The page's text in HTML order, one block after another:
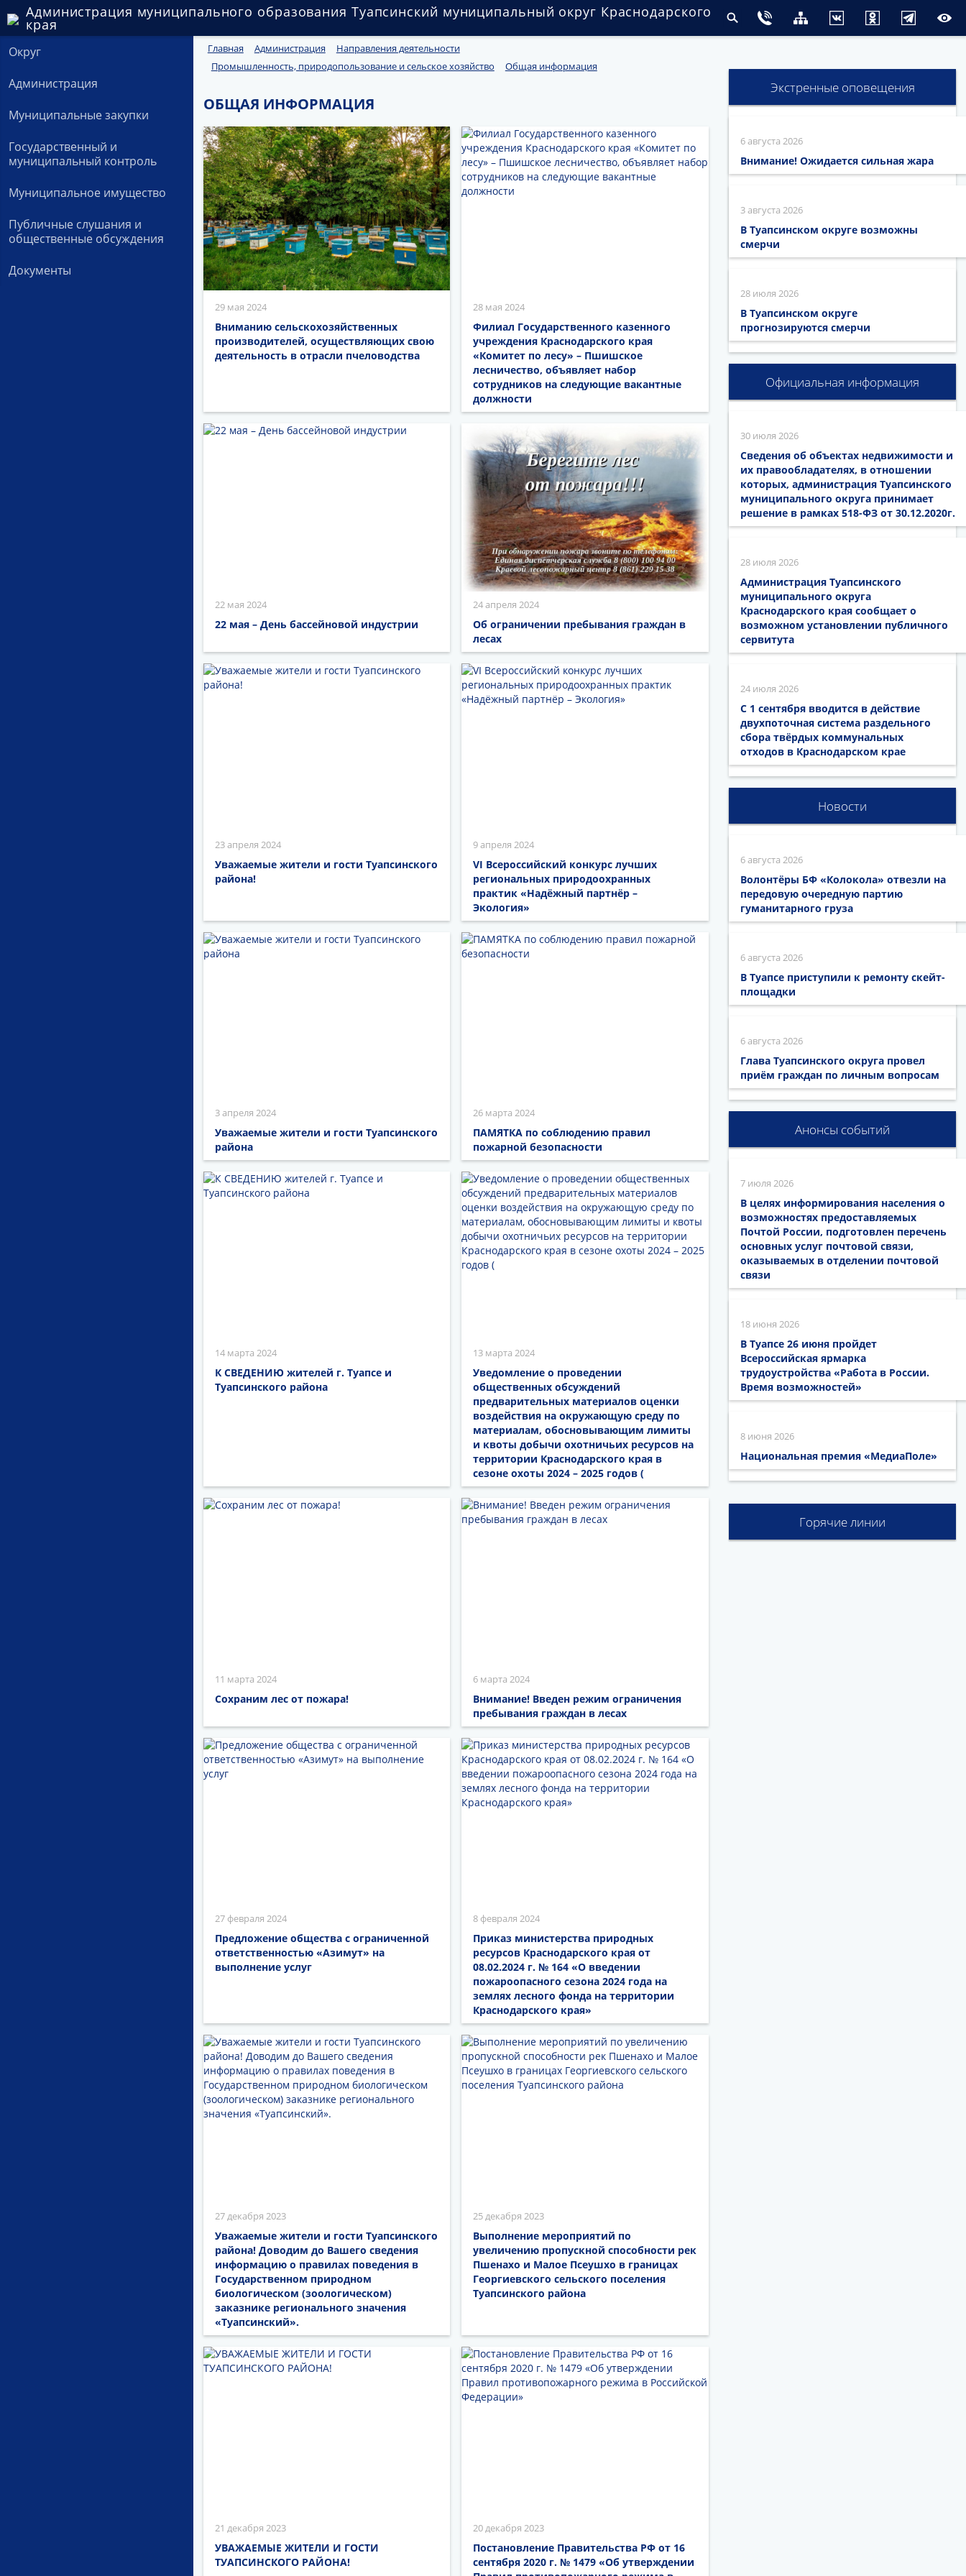
Администрация муниципального образования Туапсинский муниципальный округ Краснодарского
края
Округ
Администрация
Муниципальные закупки
Государственный и
муниципальный контроль
Муниципальное имущество
Публичные слушания и
общественные обсуждения
Документы
Главная Администрация
Направления деятельности
Промышленность, природопользование и сельское хозяйство
Общая информация
ОБЩАЯ ИНФОРМАЦИЯ
29 мая 2024
Вниманию сельскохозяйственных
производителей, осуществляющих свою
деятельность в отрасли пчеловодства
28 мая 2024
Филиал Государственного казенного
учреждения Краснодарского края
«Комитет по лесу» – Пшишское
лесничество, объявляет набор
сотрудников на следующие вакантные
должности
22 мая 2024
22 мая – День бассейновой индустрии
24 апреля 2024
Об ограничении пребывания граждан в
лесах
23 апреля 2024
Уважаемые жители и гости Туапсинского
района!
9 апреля 2024
VI Всероссийский конкурс лучших
региональных природоохранных
практик «Надёжный партнёр –
Экология»
3 апреля 2024
Уважаемые жители и гости Туапсинского
района
26 марта 2024
ПАМЯТКА по соблюдению правил
пожарной безопасности
14 марта 2024
К СВЕДЕНИЮ жителей г. Туапсе и
Туапсинского района
13 марта 2024
Уведомление о проведении
общественных обсуждений
предварительных материалов оценки
воздействия на окружающую среду по
материалам, обосновывающим лимиты
и квоты добычи охотничьих ресурсов на
территории Краснодарского края в
сезоне охоты 2024 – 2025 годов (
11 марта 2024
Сохраним лес от пожара!
6 марта 2024
Внимание! Введен режим ограничения
пребывания граждан в лесах
27 февраля 2024
Предложение общества с ограниченной
ответственностью «Азимут» на
выполнение услуг
8 февраля 2024
Приказ министерства природных
ресурсов Краснодарского края от
08.02.2024 г. № 164 «О введении
пожароопасного сезона 2024 года на
землях лесного фонда на территории
Краснодарского края»
27 декабря 2023
Уважаемые жители и гости Туапсинского
района! Доводим до Вашего сведения
информацию о правилах поведения в
Государственном природном
биологическом (зоологическом)
заказнике регионального значения
«Туапсинский».
25 декабря 2023
Выполнение мероприятий по
увеличению пропускной способности рек
Пшенахо и Малое Псеушхо в границах
Георгиевского сельского поселения
Туапсинского района
21 декабря 2023
УВАЖАЕМЫЕ ЖИТЕЛИ И ГОСТИ
ТУАПСИНСКОГО РАЙОНА!
20 декабря 2023
Постановление Правительства РФ от 16
сентября 2020 г. № 1479 «Об утверждении
Экстренные оповещения
6 августа 2026
Внимание! Ожидается сильная жара
3 августа 2026
В Туапсинском округе возможны
смерчи
28 июля 2026
В Туапсинском округе
прогнозируются смерчи
Официальная информация
30 июля 2026
Сведения об объектах недвижимости и
их правообладателях, в отношении
которых, администрация Туапсинского
муниципального округа принимает
решение в рамках 518-ФЗ от 30.12.2020г.
28 июля 2026
Администрация Туапсинского
муниципального округа
Краснодарского края сообщает о
возможном установлении публичного
сервитута
24 июля 2026
С 1 сентября вводится в действие
двухпоточная система раздельного
сбора твёрдых коммунальных
отходов в Краснодарском крае
Новости
6 августа 2026
Волонтёры БФ «Колокола» отвезли на
передовую очередную партию
гуманитарного груза
6 августа 2026
В Туапсе приступили к ремонту скейт-
площадки
6 августа 2026
Глава Туапсинского округа провел
приём граждан по личным вопросам
Анонсы событий
7 июля 2026
В целях информирования населения о
возможностях предоставляемых
Почтой России, подготовлен перечень
основных услуг почтовой связи,
оказываемых в отделении почтовой
связи
18 июня 2026
В Туапсе 26 июня пройдет
Всероссийская ярмарка
трудоустройства «Работа в России.
Время возможностей»
8 июня 2026
Национальная премия «МедиаПоле»
Горячие линии